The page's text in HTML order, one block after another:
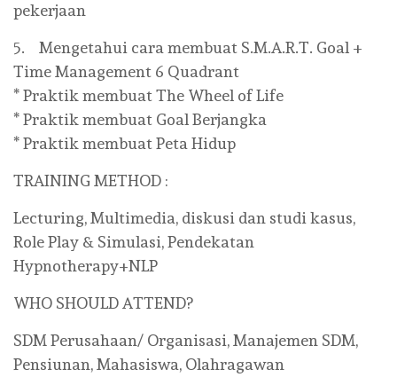
pekerjaan
5. Mengetahui cara membuat S.M.A.R.T. Goal +
Time Management 6 Quadrant
* Praktik membuat The Wheel of Life
* Praktik membuat Goal Berjangka
* Praktik membuat Peta Hidup
TRAINING METHOD :
Lecturing, Multimedia, diskusi dan studi kasus,
Role Play & Simulasi, Pendekatan
Hypnotherapy+NLP
WHO SHOULD ATTEND?
SDM Perusahaan/ Organisasi, Manajemen SDM,
Pensiunan, Mahasiswa, Olahragawan